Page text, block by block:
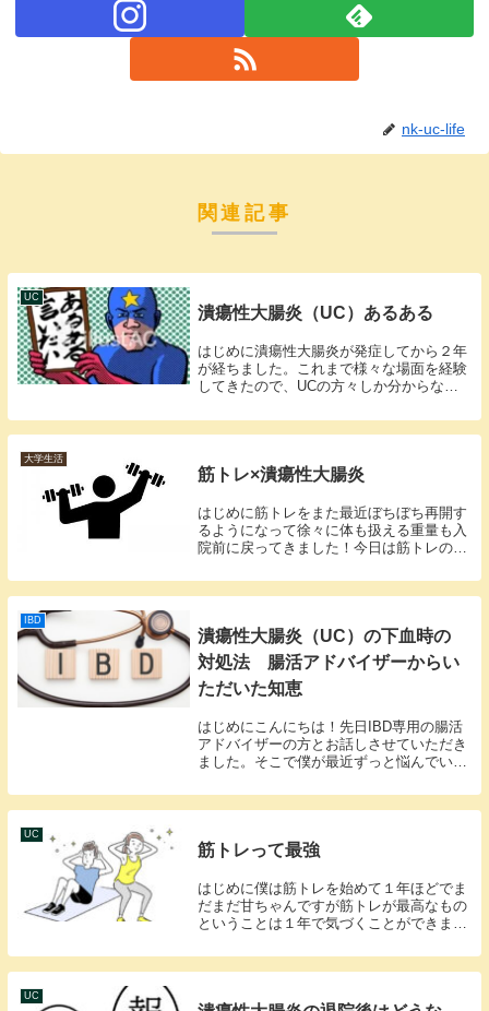
nk-uc-life
関連記事
UC
潰瘍性大腸炎（UC）あるある
はじめに潰瘍性大腸炎が発症してから２年
が経ちました。これまで様々な場面を経験
してきたので、UCの方々しか分からない
す。同じ境遇の方には共感の嵐なのではな
いでしょうか？？１．頭の片隅には絶対に
大学生活
筋トレ×潰瘍性大腸炎
はじめに筋トレをまた最近ぼちぼち再開す
るようになって徐々に体も扱える重量も入
院前に戻ってきました！今日は筋トレの近
を個人的な経験を交えて話させていただき
たいです！！！近況入院前と入院後を比較
IBD
潰瘍性大腸炎（UC）の下血時の
対処法 腸活アドバイザーからい
ただいた知恵
はじめにこんにちは！先日IBD専用の腸活
アドバイザーの方とお話しさせていただき
ました。そこで僕が最近ずっと悩んでいた
共有させていただきます！！もし僕と同じ
ように下血に苦しんでいる方が今いました
UC
筋トレって最強
はじめに僕は筋トレを始めて１年ほどでま
だまだ甘ちゃんですが筋トレが最高なもの
ということは１年で気づくことができまし
と思っています！ちなみに今は下血が見ら
れるので筋トレは一時中断しております。
UC